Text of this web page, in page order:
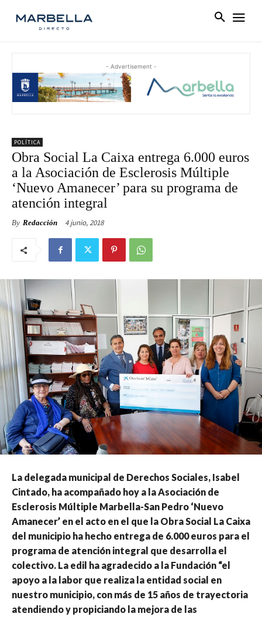
- Advertisement -
POLÍTICA
Obra Social La Caixa entrega 6.000 euros
a la Asociación de Esclerosis Múltiple
‘Nuevo Amanecer’ para su programa de
atención integral
By Redacción 4 junio, 2018
La delegada municipal de Derechos Sociales, Isabel
Cintado, ha acompañado hoy a la Asociación de
Esclerosis Múltiple Marbella-San Pedro ‘Nuevo
Amanecer’ en el acto en el que la Obra Social La Caixa
del municipio ha hecho entrega de 6.000 euros para el
programa de atención integral que desarrolla el
colectivo. La edil ha agradecido a la Fundación “el
apoyo a la labor que realiza la entidad social en
nuestro municipio, con más de 15 años de trayectoria
atendiendo y propiciando la mejora de las